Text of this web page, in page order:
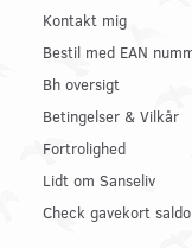
Kontakt mig
Bestil med EAN
Bh oversigt
Betingelser & Vilkår
Fortrolighed
Lidt om Sanseliv
Check gavekort saldo